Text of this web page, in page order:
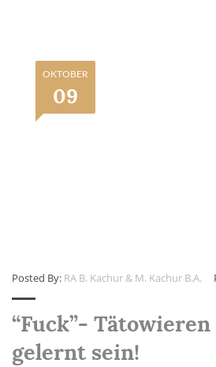
OKTOBER
09
Posted By: RA B. Kachur & M. Kachur B.A.
“Fuck”-
gelernt sein!